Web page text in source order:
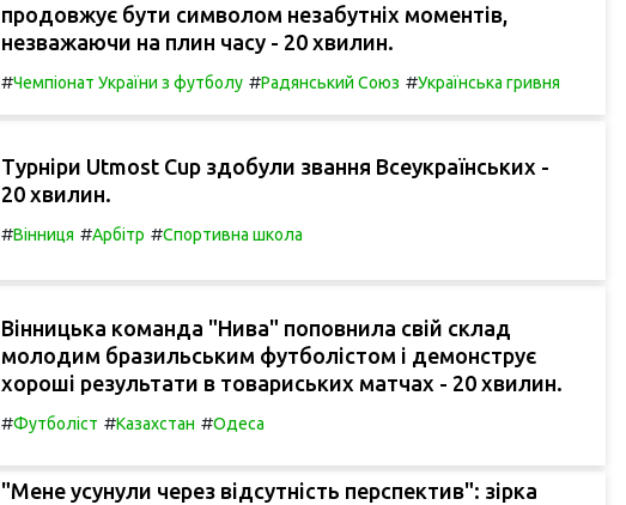
продовжує бути символом незабутніх моментів,
незважаючи на плин часу - 20 хвилин.
#Чемпіонат України з футболу #Радянський Союз #Українська гривня
Турніри Utmost Cup здобули звання Всеукраїнських -
20 хвилин.
#Вінниця #Арбітр #Спортивна школа
Вінницька команда "Нива" поповнила свій склад
молодим бразильським футболістом і демонструє
хороші результати в товариських матчах - 20 хвилин.
#Футболіст #Казахстан #Одеса
"Мене усунули через відсутність перспектив": зірка